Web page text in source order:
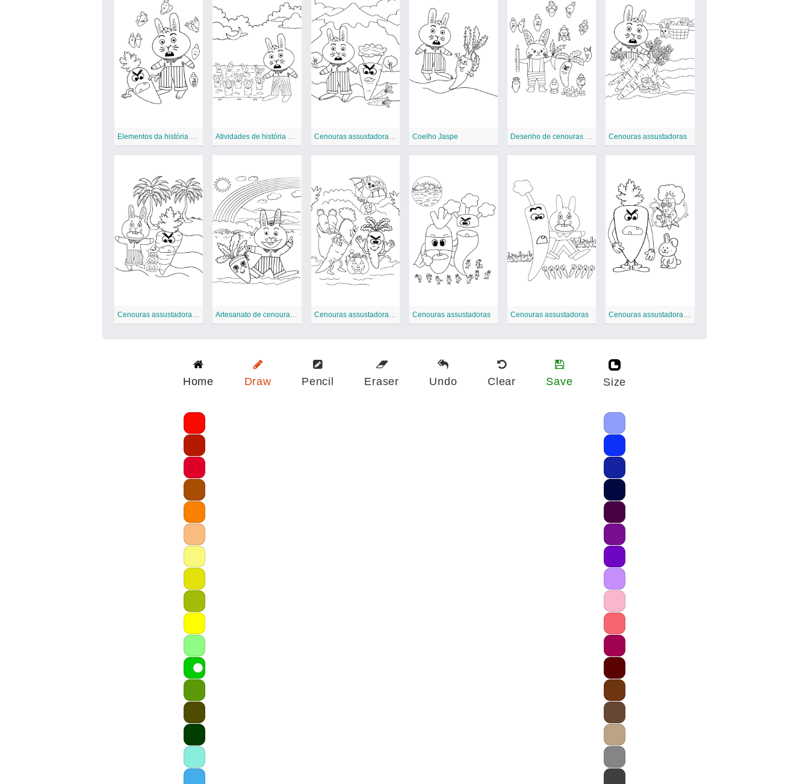
Elementos da história de cenouras assustadoras Atividades de história de cenouras assustadoras Cenouras assustadoras no jardim Coelho Jaspe Desenho de cenouras assustadoras Cenouras assustadoras
Cenouras assustadoras Causa e efeito Artesanato de cenouras assustadoras para crianças Cenouras assustadoras Halloween Cenouras assustadoras Cenouras assustadoras Cenouras assustadoras e coelho de jaspe
Home Draw Pencil Eraser Undo Clear Save Size